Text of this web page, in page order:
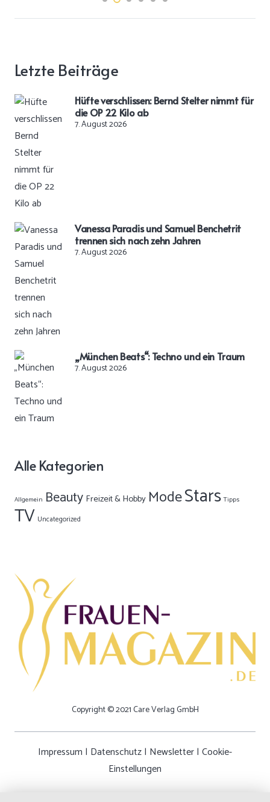
Letzte Beiträge
Hüfte verschlissen: Bernd Stelter nimmt für
die OP 22 Kilo ab
7. August 2026
Vanessa Paradis und Samuel Benchetrit
trennen sich nach zehn Jahren
7. August 2026
„München Beats“: Techno und ein Traum
7. August 2026
Alle Kategorien
Allgemein Beauty Freizeit & Hobby ModeStars Tipps
TV Uncategorized
Copyright © 2021 Care Verlag GmbH
Impressum | Datenschutz| Newsletter| Cookie-
Einstellungen